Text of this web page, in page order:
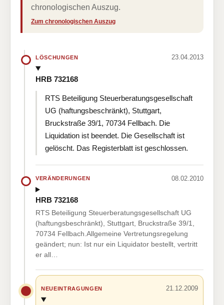
chronologischen Auszug.
Zum chronologischen Auszug
LÖSCHUNGEN 23.04.2013
HRB 732168
RTS Beteiligung Steuerberatungsgesellschaft
UG (haftungsbeschränkt), Stuttgart,
Bruckstraße 39/1, 70734 Fellbach. Die
Liquidation ist beendet. Die Gesellschaft ist
gelöscht. Das Registerblatt ist geschlossen.
VERÄNDERUNGEN 08.02.2010
HRB 732168
RTS Beteiligung Steuerberatungsgesellschaft UG
(haftungsbeschränkt), Stuttgart, Bruckstraße 39/1,
70734 Fellbach.Allgemeine Vertretungsregelung
geändert; nun: Ist nur ein Liquidator bestellt, vertritt
er all…
NEUEINTRAGUNGEN 21.12.2009